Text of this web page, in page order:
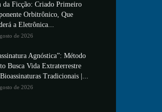
da Ficção: Criado Primeiro
Orbitrônico, Que
a Eletrônica...
de 2026
Agnóstica”: Método
Busca Vida Extraterrestre
Tradicionais |...
de 2026